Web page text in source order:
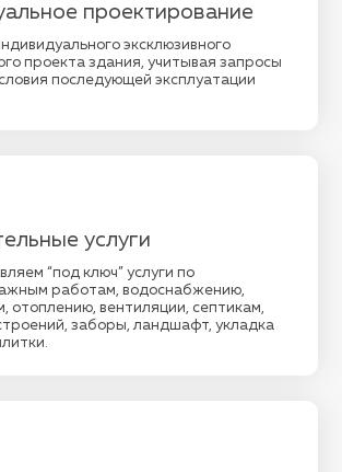
проектирование
эксклюзивного
проекта здания, учитывая запросы
последующей эксплуатации
услуги
“под ключ” услуги по
работам, водоснабжению,
отоплению, вентиляции, септикам,
заборы, ландшафт, укладка